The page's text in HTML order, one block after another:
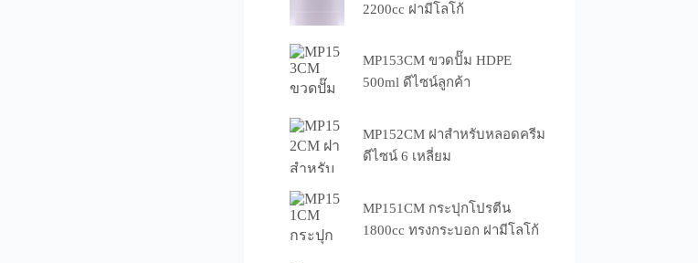
2200cc ฝามีโลโก้
MP153CM ขวดปั๊ม HDPE
500ml ดีไซน์ลูกค้า
MP152CM ฝาสำหรับหลอดครีม
ดีไซน์ 6 เหลี่ยม
MP151CM กระปุกโปรตีน
1800cc ทรงกระบอก ฝามีโลโก้